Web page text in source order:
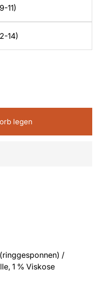
11)
14)
legen
/
1 % Viskose